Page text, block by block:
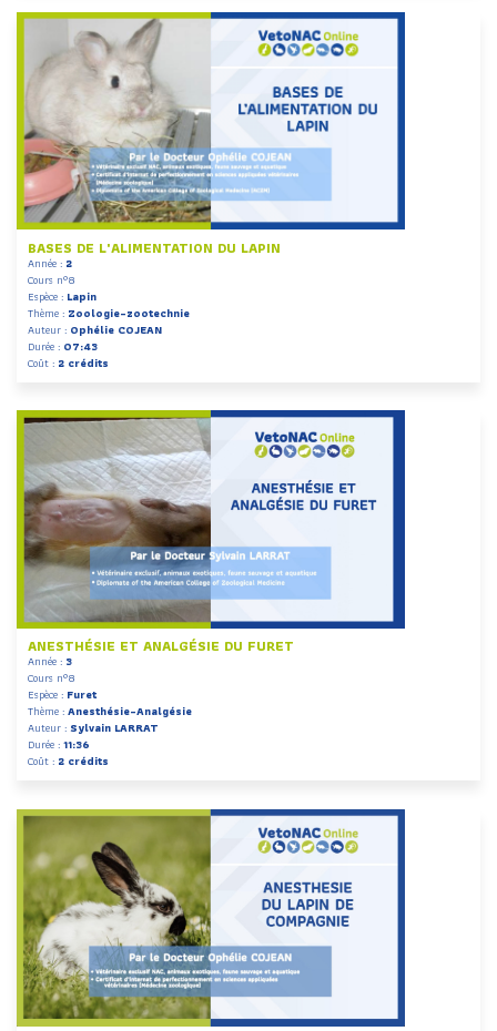
BASES DE L'ALIMENTATION DU LAPIN
Année : 2
Cours n°8
Espèce : Lapin
Thème : Zoologie-zootechnie
Auteur : Ophélie COJEAN
Durée : 07:43
Coût : 2 crédits
ANESTHÉSIE ET ANALGÉSIE DU FURET
Année : 3
Cours n°8
Espèce : Furet
Thème :Anesthésie-Analgésie
Auteur :Sylvain LARRAT
Durée :11:36
Coût : 2 crédits